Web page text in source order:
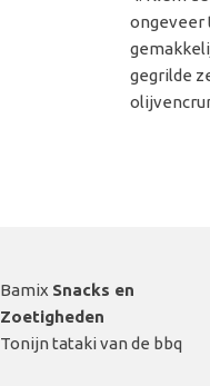
ongeveer
gegrilde
Bamix Snacks en
Zoetigheden
Tonijn tataki van de bbq